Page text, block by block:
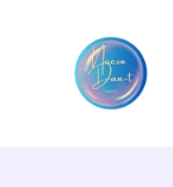
contenido